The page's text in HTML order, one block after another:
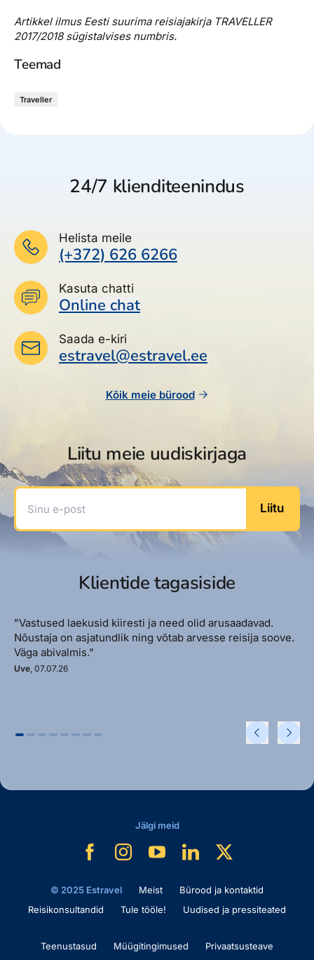
Artikkel ilmus Eesti suurima reisiajakirja TRAVELLER
2017/2018 sügistalvises numbris.
Teemad
Traveller
24/7 klienditeenindus
Helista meile
(+372) 626 6266
Kasuta chatti
Online chat
Saada e-kiri
estravel@estravel.ee
Kõik meie bürood
Liitu meie uudiskirjaga
Sinu e-post
Liitu
Klientide tagasiside
"Vastused laekusid kiiresti ja need olid arusaadavad.
Nõustaja on asjatundlik ning võtab arvesse reisija soove.
Väga abivalmis."
Uve , 07.07.26
© 2025 Estravel Meist
Bürood ja kontaktid
Reisikonsultandid
Tule tööle! Uudised ja pressiteated
Teenustasud Müügitingimused Privaatsusteave
Jälgi meid